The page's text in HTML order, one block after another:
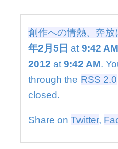
創作への情熱、奔
年2月5日 at 9:42 AM
2012 at 9:42 AM.
through the RSS 2.0
closed.
Share on Twitter,